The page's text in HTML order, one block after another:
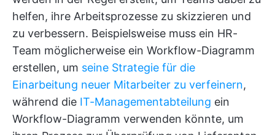
helfen, ihre Arbeitsprozesse zu skizzieren und
zu verbessern. Beispielsweise muss ein HR-
Team möglicherweise ein Workflow-Diagramm
erstellen, um seine Strategie für die
Einarbeitung neuer Mitarbeiter zu verfeinern,
während die IT-Managementabteilung ein
Workflow-Diagramm verwenden könnte, um